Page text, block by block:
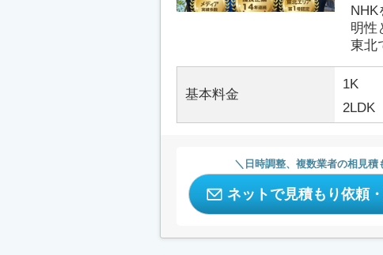
NHK
明性
東北
基本料金
1K
2LDK
日時調整、複数業者の相見積
ネットで見積もり依頼